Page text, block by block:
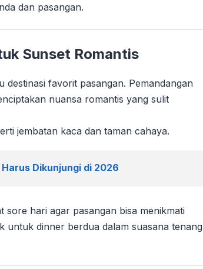
dan pasangan.
Sunset Romantis
destinasi favorit pasangan. Pemandangan
nuansa romantis yang sulit
jembatan kaca dan taman cahaya.
Dikunjungi di 2026
hari agar pasangan bisa menikmati
untuk dinner berdua dalam suasana tenang